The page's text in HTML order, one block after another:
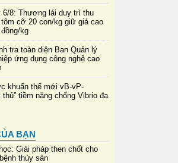
6/8: Thương lái duy trì thu
cỡ 20 con/kg giữ giá cao
kg
tra toàn diện Ban Quản lý
ứng dụng công nghệ cao
khuẩn thể mới vB-vP-
thủ” tiềm năng chống Vibrio đa
BẠN
Giải pháp then chốt cho
thủy sản